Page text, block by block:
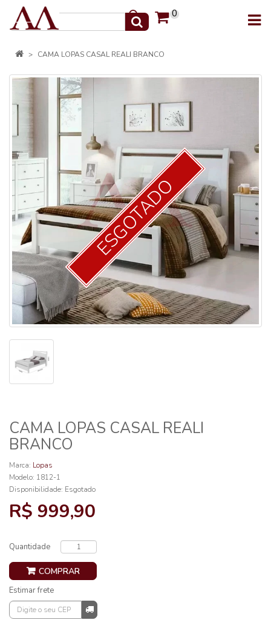
0
CAMA LOPAS CASAL REALI BRANCO
ESGOTADO
CAMA LOPAS CASAL REALI
BRANCO
Marca: Lopas
Modelo: 1812-1
Disponibilidade: Esgotado
R$ 999,90
Quantidade
COMPRAR
Estimar frete